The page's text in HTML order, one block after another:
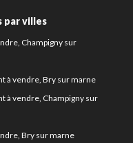
par villes
Champigny sur
à vendre, Bry sur marne
à vendre, Champigny sur
Bry sur marne